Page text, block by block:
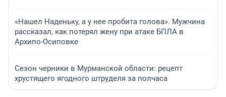
«Нашел Наденьку, а у нее пробита голова». Мужчина
рассказал, как потерял жену при атаке БПЛА в
Архипо-Осиповке
Сезон черники в Мурманской области: рецепт
хрустящего ягодного штруделя за полчаса